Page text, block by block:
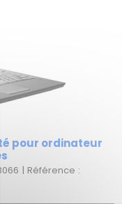
pour ordinateur
| Référence :